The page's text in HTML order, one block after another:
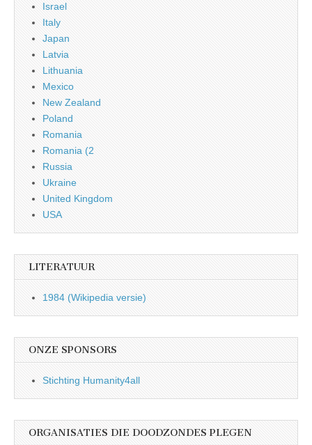
Israel
Italy
Japan
Latvia
Lithuania
Mexico
New Zealand
Poland
Romania
Romania (2
Russia
Ukraine
United Kingdom
USA
LITERATUUR
1984 (Wikipedia versie)
ONZE SPONSORS
Stichting Humanity4all
ORGANISATIES DIE DOODZONDES PLEGEN